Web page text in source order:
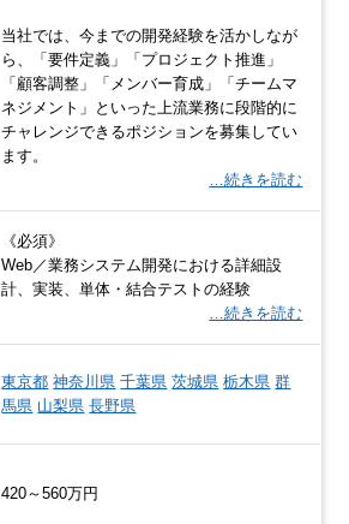
当社では、今までの開発経験を活かしなが
ら、「要件定義」「プロジェクト推進」
「顧客調整」「メンバー育成」「チームマ
ネジメント」といった上流業務に段階的に
チャレンジできるポジションを募集してい
ます。
…続きを読む
《必須》
Web／業務システム開発における詳細設
計、実装、単体・結合テストの経験
…続きを読む
東京都 神奈川県 千葉県 茨城県 栃木県 群
馬県 山梨県 長野県
420～560万円